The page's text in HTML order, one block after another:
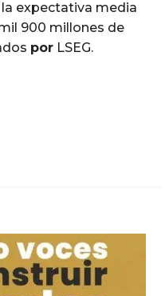
expectativa media
900 millones de
por LSEG.